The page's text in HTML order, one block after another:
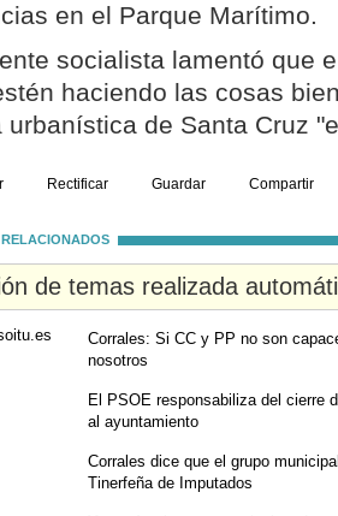
en el Parque Marítimo.
socialista lamentó que
haciendo las cosas
urbanística de Santa Cruz
Rectificar Guardar Compartir
de temas realizada
Corrales: Si CC y PP no son
nosotros
El PSOE responsabiliza del cierre
al ayuntamiento
Corrales dice que el grupo
Tinerfeña de Imputados